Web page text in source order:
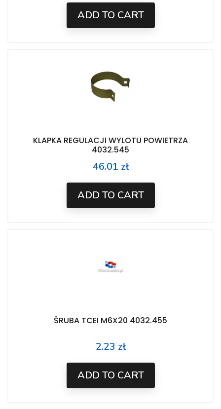
ADD TO CART
KLAPKA REGULACJI WYLOTU POWIETRZA
4032.545
Price
46.01 zł
ADD TO CART
ŚRUBA TCEI M6X20 4032.455
Price
2.23 zł
ADD TO CART